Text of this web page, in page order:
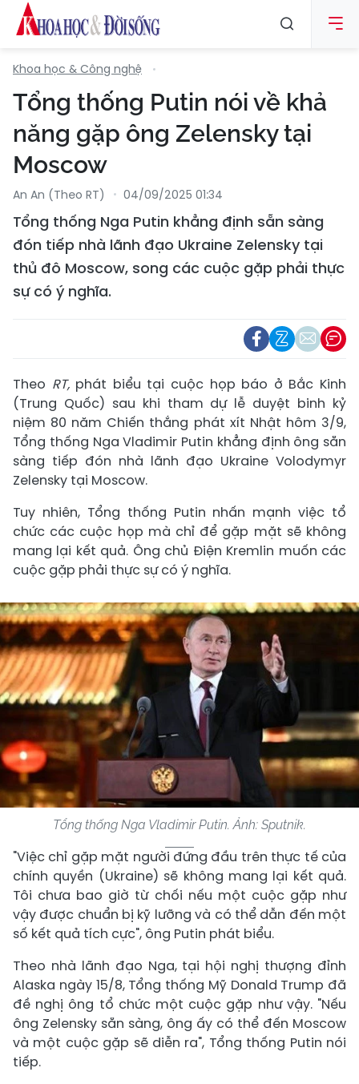
Khoa học & Công nghệ
Tổng thống Putin nói về khả
năng gặp ông Zelensky tại
Moscow
An An (Theo RT) 04/09/2025 01:34
Tổng thống Nga Putin khẳng định sẵn sàng
đón tiếp nhà lãnh đạo Ukraine Zelensky tại
thủ đô Moscow, song các cuộc gặp phải thực
sự có ý nghĩa.
Theo RT, phát biểu tại cuộc họp báo ở Bắc Kinh
(Trung Quốc) sau khi tham dự lễ duyệt binh kỷ
niệm 80 năm Chiến thắng phát xít Nhật hôm 3/9,
Tổng thống Nga Vladimir Putin khẳng định ông sẵn
sàng tiếp đón nhà lãnh đạo Ukraine Volodymyr
Zelensky tại Moscow.
Tuy nhiên, Tổng thống Putin nhấn mạnh việc tổ
chức các cuộc họp mà chỉ để gặp mặt sẽ không
mang lại kết quả. Ông chủ Điện Kremlin muốn các
cuộc gặp phải thực sự có ý nghĩa.
Tổng thống Nga Vladimir Putin. Ảnh: Sputnik.
"Việc chỉ gặp mặt người đứng đầu trên thực tế của
chính quyền (Ukraine) sẽ không mang lại kết quả.
Tôi chưa bao giờ từ chối nếu một cuộc gặp như
vậy được chuẩn bị kỹ lưỡng và có thể dẫn đến một
số kết quả tích cực", ông Putin phát biểu.
Theo nhà lãnh đạo Nga, tại hội nghị thượng đỉnh
Alaska ngày 15/8, Tổng thống Mỹ Donald Trump đã
đề nghị ông tổ chức một cuộc gặp như vậy. "Nếu
ông Zelensky sẵn sàng, ông ấy có thể đến Moscow
và một cuộc gặp sẽ diễn ra", Tổng thống Putin nói
tiếp.